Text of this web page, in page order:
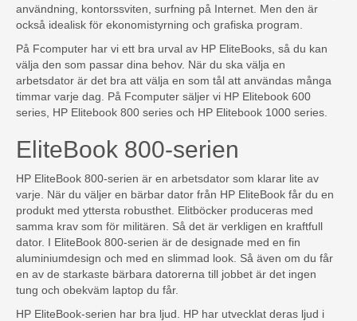
användning, kontorssviten, surfning på Internet. Men den är
också idealisk för ekonomistyrning och grafiska program.
På Fcomputer har vi ett bra urval av HP EliteBooks, så du kan
välja den som passar dina behov. När du ska välja en
arbetsdator är det bra att välja en som tål att användas många
timmar varje dag. På Fcomputer säljer vi HP Elitebook 600
series, HP Elitebook 800 series och HP Elitebook 1000 series.
EliteBook 800-serien
HP EliteBook 800-serien är en arbetsdator som klarar lite av
varje. När du väljer en bärbar dator från HP EliteBook får du en
produkt med yttersta robusthet. Elitböcker produceras med
samma krav som för militären. Så det är verkligen en kraftfull
dator. I EliteBook 800-serien är de designade med en fin
aluminiumdesign och med en slimmad look. Så även om du får
en av de starkaste bärbara datorerna till jobbet är det ingen
tung och obekväm laptop du får.
HP EliteBook-serien har bra ljud. HP har utvecklat deras ljud i